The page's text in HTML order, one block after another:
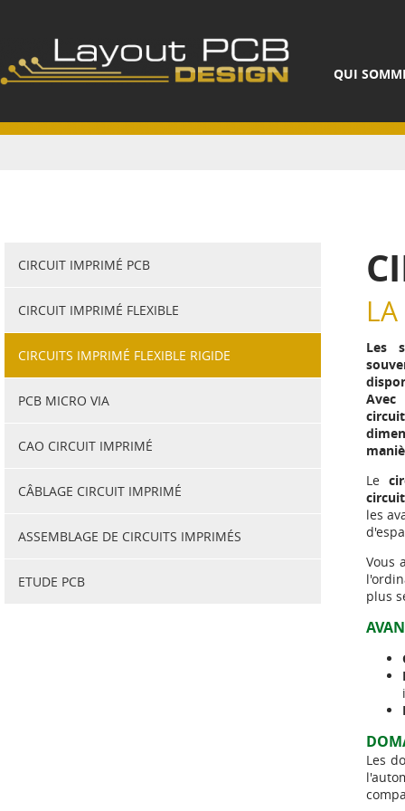
QUI
CIRCUIT IMPRIMÉ PCB
CIRCUIT IMPRIMÉ FLEXIBLE
CIRCUITS IMPRIMÉ FLEXIBLE RIGIDE
PCB MICRO VIA
CAO CIRCUIT IMPRIMÉ
CÂBLAGE CIRCUIT IMPRIMÉ
ASSEMBLAGE DE CIRCUITS IMPRIMÉS
ETUDE PCB
Les
Le
les
Vous
plus
Les